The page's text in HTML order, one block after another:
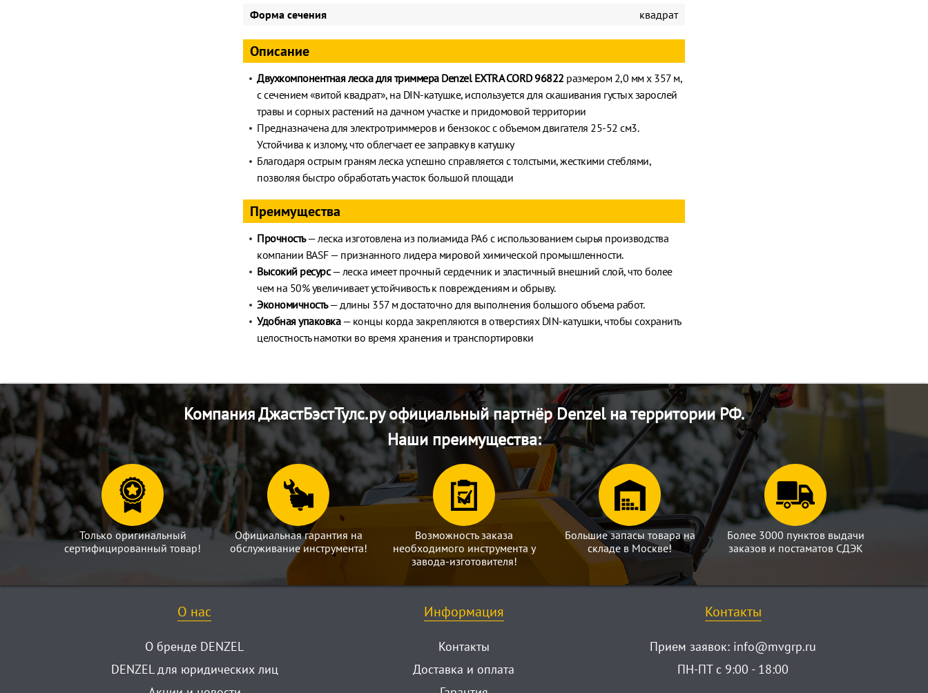
Форма сечения
квадрат
Описание
Двухкомпонентная леска для триммера Denzel EXTRA CORD 96822 размером 2,0 мм х 357 м,
с сечением «витой квадрат», на DIN-катушке, используется для скашивания густых зарослей
травы и сорных растений на дачном участке и придомовой территории
Предназначена для электротриммеров и бензокос с объемом двигателя 25-52 см3.
Устойчива к излому, что облегчает ее заправку в катушку
Благодаря острым граням леска успешно справляется с толстыми, жесткими стеблями,
позволяя быстро обработать участок большой площади
Преимущества
Прочность— леска изготовлена из полиамида PA6 с использованием сырья производства
компании BASF — признанного лидера мировой химической промышленности.
Высокий ресурс— леска имеет прочный сердечник и эластичный внешний слой, что более
чем на 50% увеличивает устойчивость к повреждениям и обрыву.
Экономичность— длины 357 м достаточно для выполнения большого объема работ.
Удобная упаковка— концы корда закрепляются в отверстиях DIN-катушки, чтобы сохранить
целостность намотки во время хранения и транспортировки
Компания ДжастБэстТулс.ру официальный партнёр Denzel на территории РФ.
Наши преимущества:
Только оригинальный
сертифицированный товар!
Официальная гарантия на
обслуживание инструмента!
Возможность заказа
необходимого инструмента у
завода-изготовителя!
Большие запасы товара на
складе в Москве!
Более 3000 пунктов выдачи
заказов и постаматов СДЭК
О нас
О бренде DENZEL
DENZEL для юридических лиц
Информация
Контакты
Доставка и оплата
Контакты
Прием заявок: info@mvgrp.ru
ПН-ПТ с 9:00 - 18:00